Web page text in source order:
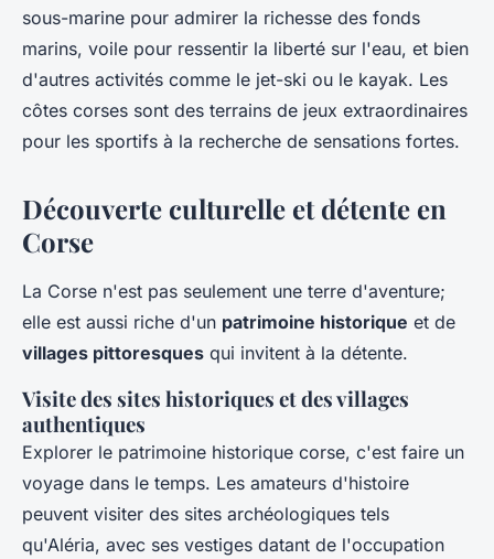
sous-marine pour admirer la richesse des fonds
marins, voile pour ressentir la liberté sur l'eau, et bien
d'autres activités comme le jet-ski ou le kayak. Les
côtes corses sont des terrains de jeux extraordinaires
pour les sportifs à la recherche de sensations fortes.
Découverte culturelle et détente en
Corse
La Corse n'est pas seulement une terre d'aventure;
elle est aussi riche d'un patrimoine historique et de
villages pittoresques qui invitent à la détente.
Visite des sites historiques et des villages
authentiques
Explorer le patrimoine historique corse, c'est faire un
voyage dans le temps. Les amateurs d'histoire
peuvent visiter des sites archéologiques tels
qu'Aléria, avec ses vestiges datant de l'occupation